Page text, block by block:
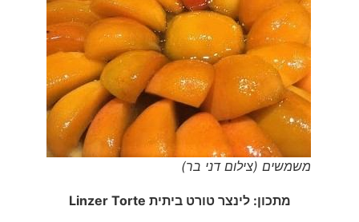
משמשים (צילום דני בר)
מתכון: לינצר טורט ביתיתLinzer Torte